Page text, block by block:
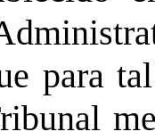
para